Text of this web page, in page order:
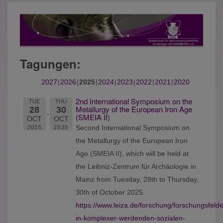
Tagungen:
2027 2026 2025 2024 2023 2022 2021 2020
TUE
28
OCT
2025
THU
30
OCT
2025
2nd International Symposium on the
Metallurgy of the European Iron Age
(SMEIA II)
Second International Symposium on
the Metallurgy of the European Iron
Age (SMEIA II), which will be held at
the Leibniz-Zentrum für Archäologie in
Mainz from Tuesday, 28th to Thursday,
30th of October 2025.
https://www.leiza.de/forschung/
in-komplexer-werdenden-sozialen-